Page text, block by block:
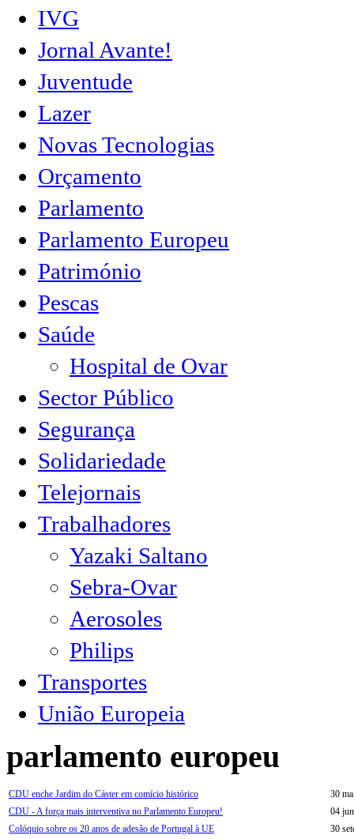
IVG
Jornal Avante!
Juventude
Lazer
Novas Tecnologias
Orçamento
Parlamento
Parlamento Europeu
Património
Pescas
Saúde
Hospital de Ovar
Sector Público
Segurança
Solidariedade
Telejornais
Trabalhadores
Yazaki Saltano
Sebra-Ovar
Aerosoles
Philips
Transportes
União Europeia
parlamento europeu
CDU enche Jardim do Cáster em comício histórico
30
CDU - A força mais interventiva no Parlamento Europeu!
04
Colóquio sobre os 20 anos de adesão de Portugal à UE
30